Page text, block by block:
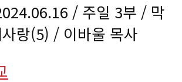
/ 주일 3부 / 막
랑(5) / 이바울 목사